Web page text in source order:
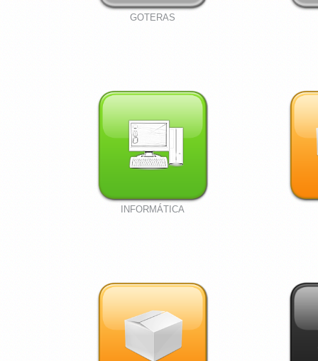
GOTERAS
INFORMÁTICA